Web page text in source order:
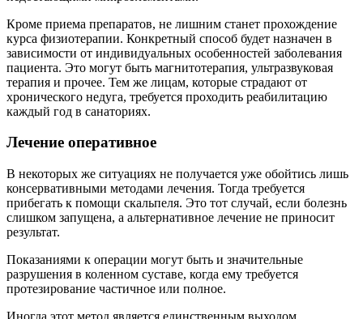
Кроме приема препаратов, не лишним станет прохождение
курса физиотерапии. Конкретный способ будет назначен в
зависимости от индивидуальных особенностей заболевания
пациента. Это могут быть магнитотерапия, ультразвуковая
терапия и прочее. Тем же лицам, которые страдают от
хронического недуга, требуется проходить реабилитацию
каждый год в санаториях.
Лечение оперативное
В некоторых же ситуациях не получается уже обойтись лишь
консервативными методами лечения. Тогда требуется
прибегать к помощи скальпеля. Это тот случай, если болезнь
слишком запущена, а альтернативное лечение не приносит
результат.
Показаниями к операции могут быть и значительные
разрушения в коленном суставе, когда ему требуется
протезирование частичное или полное.